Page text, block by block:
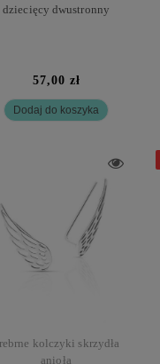
dziecięcy dwustronny
57,00 zł
Dodaj do koszyka
kolczyki skrzydła
anioła